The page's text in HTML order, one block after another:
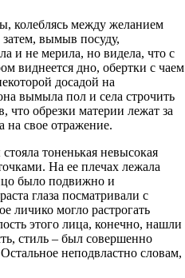
колеблясь между желанием
вымыв посуду,
и не мерила, но видела, что с
виднеется дно, обертки с чаем
досадой на
вымыла пол и села строчить
что обрезки материи лежат за
на свое отражение.
тоненькая невысокая
На ее плечах лежала
было подвижно и
глаза посматривали с
личико могло растрогать
этого лица, конечно, нашли
стиль – был совершенно
неподвластно словам,